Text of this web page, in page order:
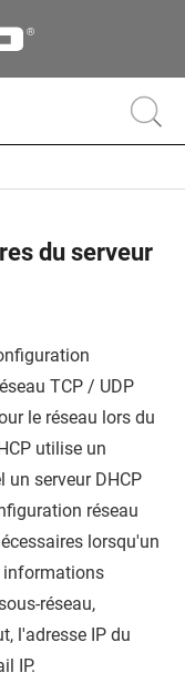
du serveur
TCP / UDP
le réseau lors du
utilise un
un serveur DHCP
réseau
lorsqu'un
informations
réseau,
l'adresse IP du
IP.